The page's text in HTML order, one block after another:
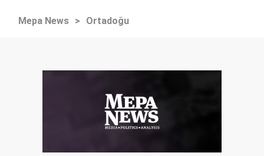
Mepa News > Ortadoğu